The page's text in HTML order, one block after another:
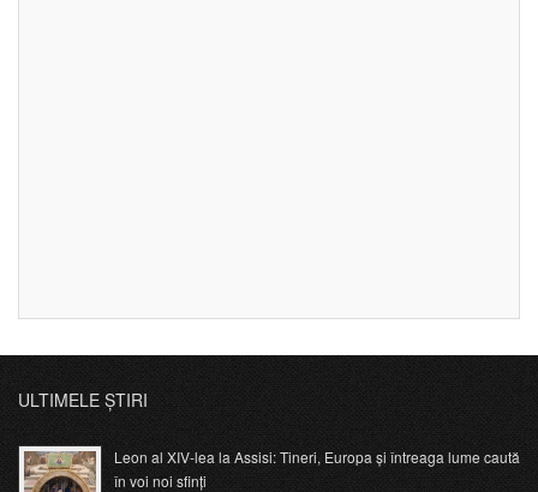
ULTIMELE ȘTIRI
Leon al XIV-lea la Assisi: Tineri, Europa și întreaga lume caută
în voi noi sfinți